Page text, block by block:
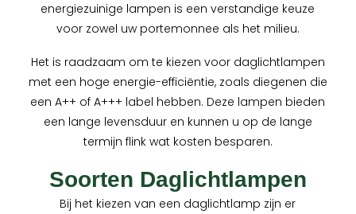
energiezuinige lampen is een verstandige keuze
voor zowel uw portemonnee als het milieu.
Het is raadzaam om te kiezen voor daglichtlampen
met een hoge energie-efficiëntie, zoals diegenen die
een A++ of A+++ label hebben. Deze lampen bieden
een lange levensduur en kunnen u op de lange
termijn flink wat kosten besparen.
Soorten Daglichtlampen
Bij het kiezen van een daglichtlamp zijn er